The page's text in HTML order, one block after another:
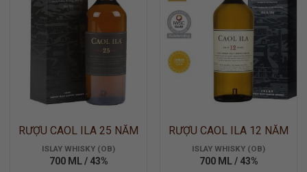
WISHLIST
RƯỢU CAOL ILA 25 NĂM
ISLAY WHISKY (OB)
700 ML / 43%
WISHLIST
RƯỢU CAOL ILA 12 NĂM
ISLAY WHISKY (OB)
700 ML / 43%